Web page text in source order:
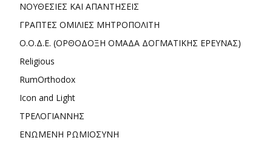
ΝΟΥΘΕΣΙΕΣ ΚΑΙ ΑΠΑΝΤΗΣΕΙΣ
ΓΡΑΠΤΕΣ ΟΜΙΛΙΕΣ ΜΗΤΡΟΠΟΛΙΤΗ
Ο.Ο.Δ.Ε. (ΟΡΘΟΔΟΞΗ ΟΜΑΔΑ ΔΟΓΜΑΤΙΚΗΣ ΕΡΕΥΝΑΣ)
Religious
RumOrthodox
Icon and Light
ΤΡΕΛΟΓΙΑΝΝΗΣ
ΕΝΩΜΕΝΗ ΡΩΜΙΟΣΥΝΗ